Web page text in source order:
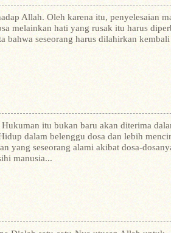
Allah. Oleh karena itu, penyelesaian
melainkan hati yang rusak itu harus
bahwa seseorang harus dilahirkan
itu bukan baru akan diterima
dalam belenggu dosa dan lebih
yang seseorang alami akibat dosa-
manusia...